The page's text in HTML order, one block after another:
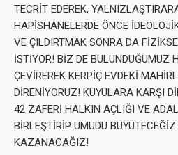
TECRİT EDEREK,
HAPİSHANELERDE ÖNCE
VE ÇILDIRTMAK SONRA DA
İSTİYOR! BİZ DE BULUNDUĞUMUZ
ÇEVİREREK KERPİÇ EVDEKİ
DİRENİYORUZ! KUYULARA KARŞI
42 ZAFERİ HALKIN AÇLIĞI VE
BİRLEŞTİRİP UMUDU
KAZANACAĞIZ!